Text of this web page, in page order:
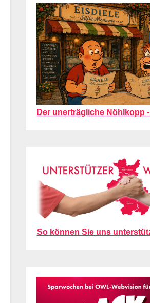
Der unerträgliche Nöhlkopp
So können Sie uns